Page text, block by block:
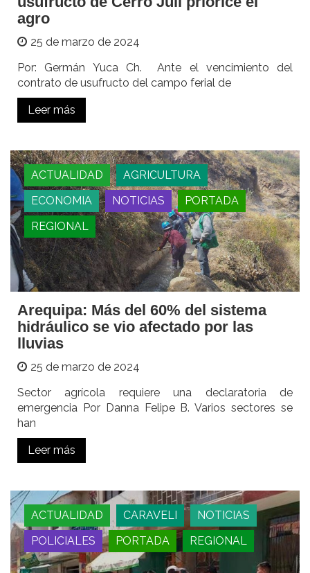
agro
25 de marzo de 2024
Por: Germán Yuca Ch. Ante el vencimiento del
contrato de usufructo del campo ferial de
Leer más
ACTUALIDAD
AGRICULTURA
ECONOMIA
NOTICIAS
PORTADA
REGIONAL
Arequipa: Más del 60% del sistema
hidráulico se vio afectado por las
lluvias
25 de marzo de 2024
Sector agrícola requiere una declaratoria de
emergencia Por Danna Felipe B. Varios sectores se
han
Leer más
ACTUALIDAD CARAVELI
NOTICIAS
POLICIALES
PORTADA REGIONAL